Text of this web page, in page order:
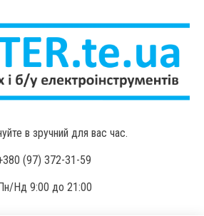
MASTER.te.ua
електроінструментів
в зручний для вас час.
(97) 372-31-59
Нд 9:00 до 21:00